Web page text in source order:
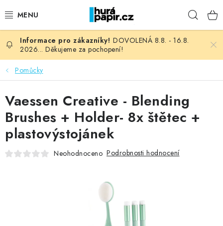
na
NOVINKY
HURÁ DÍLNA
VŠECHNO ZBOŽÍ
KNIHAŘSKÝ MATERIÁL
DOVOLENÁ 8.8. - 16.8.
2026... Děkujeme za pochopení!
Pomůcky
Vaessen Creative - Blending
Brushes + Holder- 8x štětec +
plastovýstojánek
Neohodnoceno Podrobnosti hodnocení